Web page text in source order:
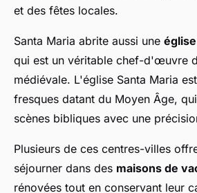
et des fêtes locales.
Santa Maria abrite aussi une
qui est un véritable chef-d'œuvre
médiévale. L'église Santa Maria
fresques datant du Moyen Âge,
scènes bibliques avec une
Plusieurs de ces centres-villes
séjourner dans des maisons de
rénovées tout en conservant leur